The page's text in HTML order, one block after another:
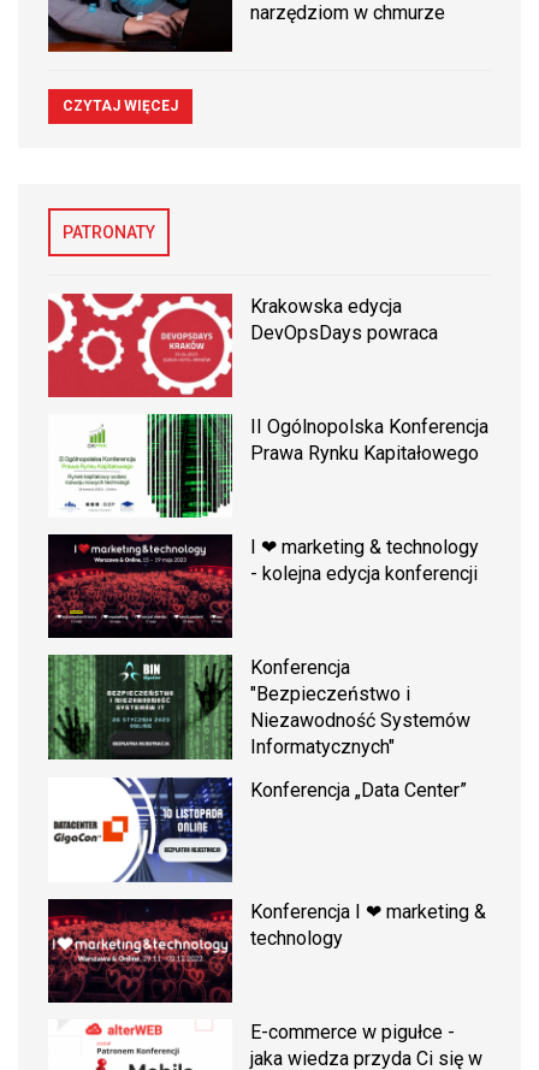
narzędziom w chmurze
CZYTAJ WIĘCEJ
PATRONATY
Krakowska edycja
DevOpsDays powraca
II Ogólnopolska Konferencja
Prawa Rynku Kapitałowego
I ❤ marketing & technology
- kolejna edycja konferencji
Konferencja
"Bezpieczeństwo i
Niezawodność Systemów
Informatycznych"
Konferencja „Data Center”
Konferencja I ❤ marketing &
technology
E-commerce w pigułce -
jaka wiedza przyda Ci się w